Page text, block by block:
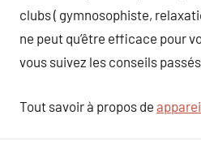
clubs ( gymnosophiste,
ne peut qu’être efficace pour
vous suivez les conseils
Tout savoir à propos de